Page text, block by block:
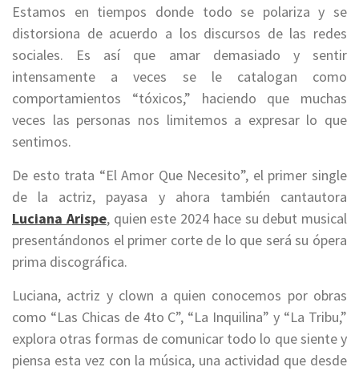
Estamos en tiempos donde todo se polariza y se
distorsiona de acuerdo a los discursos de las redes
sociales. Es así que amar demasiado y sentir
intensamente a veces se le catalogan como
comportamientos “tóxicos,” haciendo que muchas
veces las personas nos limitemos a expresar lo que
sentimos.
De esto trata “El Amor Que Necesito”, el primer single
de la actriz, payasa y ahora también cantautora
Luciana Arispe, quien este 2024 hace su debut musical
presentándonos el primer corte de lo que será su ópera
prima discográfica.
Luciana, actriz y clown a quien conocemos por obras
como “Las Chicas de 4to C”, “La Inquilina” y “La Tribu,”
explora otras formas de comunicar todo lo que siente y
piensa esta vez con la música, una actividad que desde